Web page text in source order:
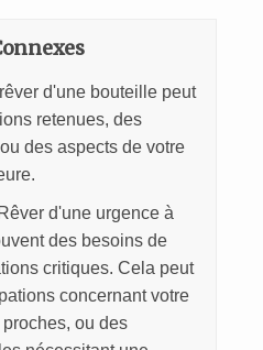
d'une bouteille peut
retenues, des
des aspects de votre
d'une urgence à
des besoins de
critiques. Cela peut
concernant votre
ou des